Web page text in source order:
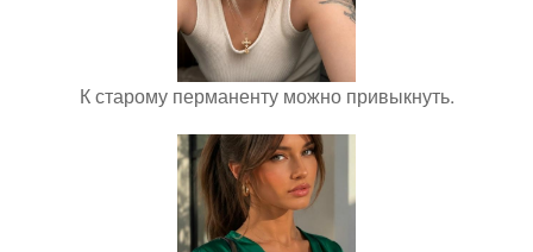
К старому перманенту можно привыкнуть.